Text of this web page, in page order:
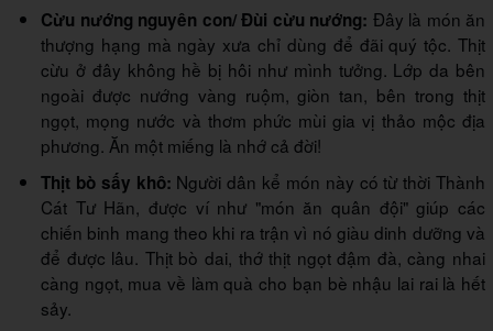
Cừu nướng nguyên con/ Đùi cừu nướng: Đây là món ăn
thượng hạng mà ngày xưa chỉ dùng để đãi quý tộc. Thịt
cừu ở đây không hề bị hôi như mình tưởng. Lớp da bên
ngoài được nướng vàng ruộm, giòn tan, bên trong thịt
ngọt, mọng nước và thơm phức mùi gia vị thảo mộc địa
phương. Ăn một miếng là nhớ cả đời!
Thịt bò sấy khô: Người dân kể món này có từ thời Thành
Cát Tư Hãn, được ví như "món ăn quân đội" giúp các
chiến binh mang theo khi ra trận vì nó giàu dinh dưỡng và
để được lâu. Thịt bò dai, thớ thịt ngọt đậm đà, càng nhai
càng ngọt, mua về làm quà cho bạn bè nhậu lai rai là hết
sảy.